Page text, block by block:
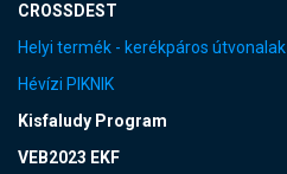
CROSSDEST
Helyi termék - kerékpáros útvonalak
Hévízi PIKNIK
Kisfaludy Program
VEB2023 EKF